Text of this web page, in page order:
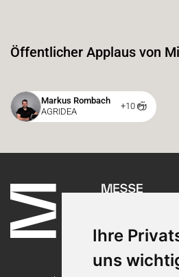
Ihre
uns
Öffentlicher Applaus von
Markus Rombach
AGRIDEA
+10